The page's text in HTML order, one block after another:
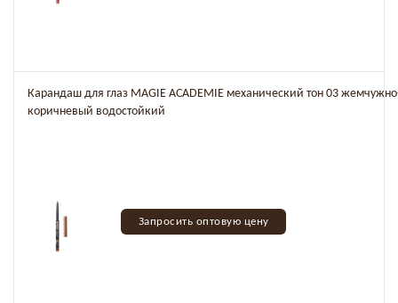
Карандаш для глаз MAGIE ACADEMIE механический тон 03
коричневый водостойкий
Запросить оптовую цену